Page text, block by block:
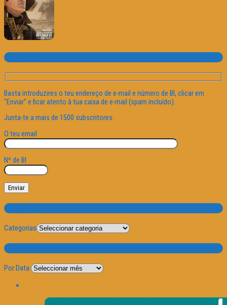
Subscrever o site
Basta introduzires o teu endereço de e-mail e número de BI, clicar em
"Enviar" e ficar atento à tua caixa de e-mail (spam incluído).
Junta-te a mais de 1500 subscritores.
O teu email
Nº de BI
Categorias
Categorias
Por Data
Por Data